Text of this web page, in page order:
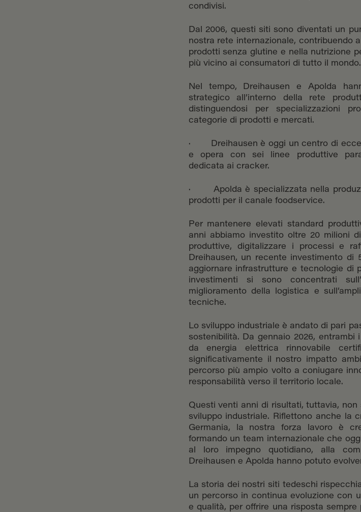
condivisi.
Dal 2006, questi siti sono diventati un
nostra rete internazionale, contribuendo
prodotti senza glutine e nella nutrizione
più vicino ai consumatori di tutto il mondo.
Nel tempo, Dreihausen e Apolda
strategico all’interno della rete
distinguendosi per specializzazioni
categorie di prodotti e mercati.
· Dreihausen è oggi un centro di
e opera con sei linee produttive
dedicata ai cracker.
· Apolda è specializzata nella
prodotti per il canale foodservice.
Per mantenere elevati standard
anni abbiamo investito oltre 20 milioni
produttive, digitalizzare i processi e
Dreihausen, un recente investimento di
aggiornare infrastrutture e tecnologie di
investimenti si sono concentrati
miglioramento della logistica e
tecniche.
Lo sviluppo industriale è andato di pari
sostenibilità. Da gennaio 2026,
da energia elettrica rinnovabile
significativamente il nostro impatto
percorso più ampio volto a coniugare
responsabilità verso il territorio locale.
Questi venti anni di risultati, tuttavia,
sviluppo industriale. Riflettono anche la
Germania, la nostra forza lavoro è
formando un team internazionale che
al loro impegno quotidiano, alla
Dreihausen e Apolda hanno potuto
La storia dei nostri siti tedeschi
un percorso in continua evoluzione con
e qualità, per offrire una risposta